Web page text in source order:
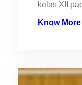
kelas XII
Know More